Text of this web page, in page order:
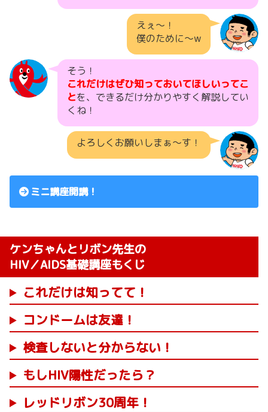
えぇ〜！
僕のために〜w
そう！
これだけはぜひ知っておいてほしいってこ
とを、できるだけ分かりやすく解説してい
くね！
よろしくお願いしまぁ〜す！
ミニ講座開講！
ケンちゃんとリボン先生の
HIV／AIDS基礎講座もくじ
これだけは知ってて！
コンドームは友達！
検査しないと分からない！
もしHIV陽性だったら？
レッドリボン30周年！